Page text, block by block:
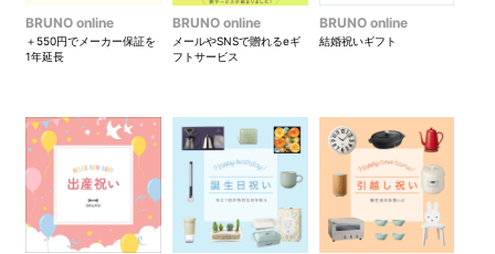
BRUNO online
＋550円でメーカー保証を
1年延長
BRUNO online
メールやSNSで贈れるeギ
フトサービス
BRUNO online
結婚祝いギフト